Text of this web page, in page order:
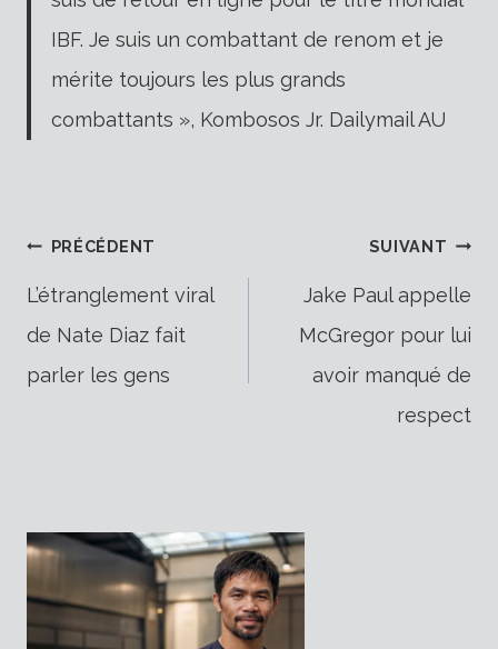
IBF. Je suis un combattant de renom et je
mérite toujours les plus grands
combattants », Kombosos Jr. Dailymail AU
Navigation
de
PRÉCÉDENT
L’étranglement viral
de Nate Diaz fait
parler les gens
SUIVANT
Jake Paul appelle
McGregor pour lui
avoir manqué de
respect